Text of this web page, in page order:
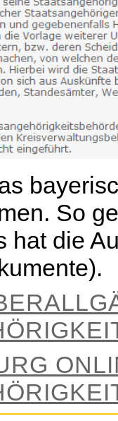
So
hat die